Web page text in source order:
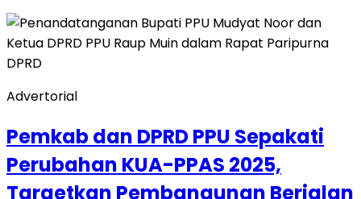
Advertorial
Pemkab dan DPRD PPU Sepakati
Perubahan KUA-PPAS 2025,
Targetkan Pembangunan Berjalan